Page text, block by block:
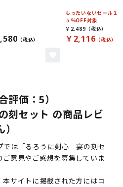
もったいないセール１
５％OFF対象
￥2,116
￥2,489
価：5）
刻セット の商品レビ
では「るろうに剣心 宴の刻セ
意見やご感想を募集していま
本サイトに掲載された方にはコ